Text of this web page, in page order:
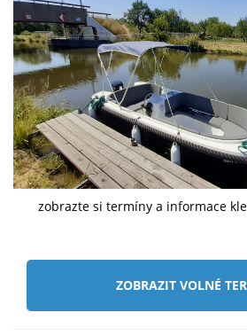
zobrazte si termíny a informace
ZOBRAZIT VOLNÉ